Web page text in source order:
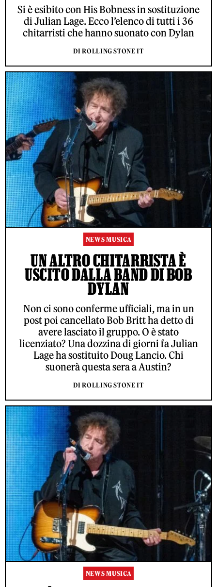
Si è esibito con His Bobness in sostituzione
di Julian Lage. Ecco l’elenco di tutti i 36
chitarristi che hanno suonato con Dylan
DI ROLLING STONE IT
NEWS MUSICA
UN ALTRO CHITARRISTA È
USCITO DALLA BAND DI BOB
DYLAN
Non ci sono conferme ufficiali, ma in un
post poi cancellato Bob Britt ha detto di
avere lasciato il gruppo. O è stato
licenziato? Una dozzina di giorni fa Julian
Lage ha sostituito Doug Lancio. Chi
suonerà questa sera a Austin?
DI ROLLING STONE IT
NEWS MUSICA